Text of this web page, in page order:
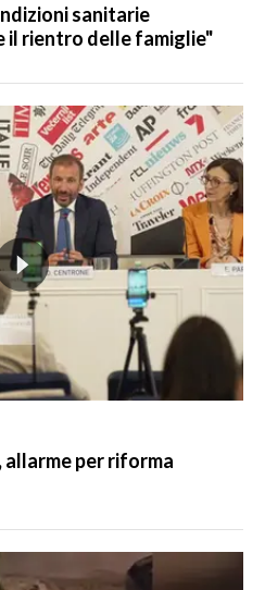
sanitarie
il rientro delle famiglie"
per riforma